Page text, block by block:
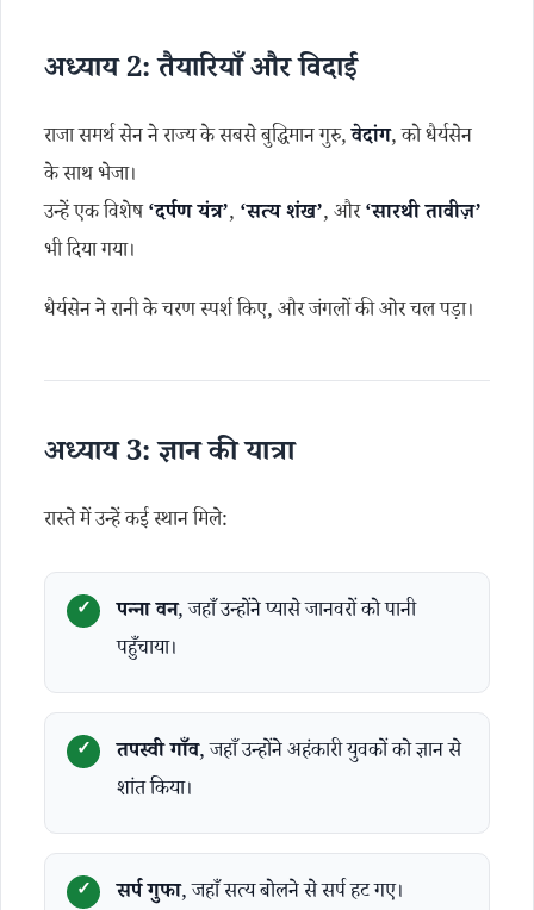
अध्याय 2: तैयारियाँ और विदाई
राजा समर्थ सेन ने राज्य के सबसे बुद्धिमान गुरु,वेदांग, को धैर्यसेन
के साथ भेजा।
उन्हें एक विशेष‘दर्पण यंत्र’, ‘सत्य शंख’, और‘सारथी तावीज़’
भी दिया गया।
धैर्यसेन ने रानी के चरण स्पर्श किए, और जंगलों की ओर चल पड़ा।
अध्याय 3: ज्ञान की यात्रा
रास्ते में उन्हें कई स्थान मिले:
पन्ना वन, जहाँ उन्होंने प्यासे जानवरों को पानी
पहुँचाया।
तपस्वी गाँव, जहाँ उन्होंने अहंकारी युवकों को ज्ञान से
शांत किया।
सर्प गुफा, जहाँ सत्य बोलने से सर्प हट गए।